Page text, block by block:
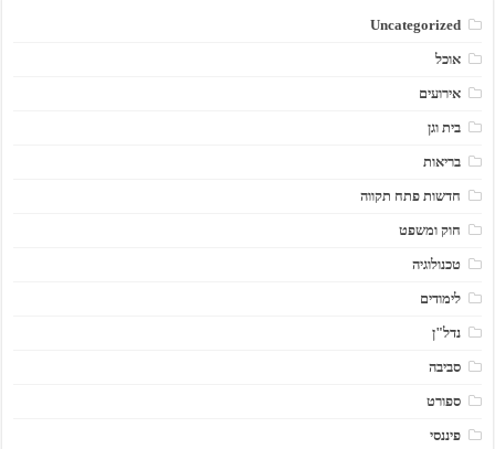
Uncategorized
אוכל
אירועים
בית וגן
בריאות
חדשות פתח תקווה
חוק ומשפט
טכנולוגיה
לימודים
נדל"ן
סביבה
ספורט
פיננסי